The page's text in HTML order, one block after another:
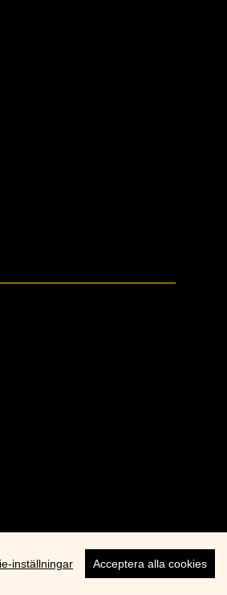
inställningar Acceptera alla cookies